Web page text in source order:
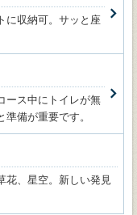
に収納可。サッと座
ース中にトイレが無
備が重要です。
花、星空。新しい発見